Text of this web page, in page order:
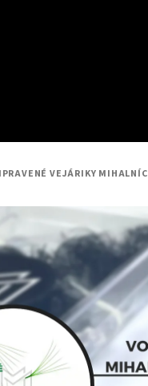
VEJÁRIKY MIHALNÍC